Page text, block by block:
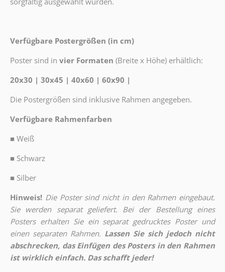
Verfügbare Postergrößen (in cm)
Poster sind in vier Formaten (Breite x Höhe) erhältlich:
20x30 | 30x45 | 40x60 | 60x90 |
Die Postergrößen sind inklusive Rahmen angegeben.
Verfügbare Rahmenfarben
■ Weiß
■ Schwarz
■ Silber
Hinweis! Die Poster sind nicht in den Rahmen eingebaut.
Sie werden separat geliefert. Bei der Bestellung eines
Posters erhalten Sie ein separat gedrucktes Poster und
einen separaten Rahmen. Lassen Sie sich jedoch nicht
abschrecken, das Einfügen des Posters in den Rahmen
ist wirklich einfach. Das schafft jeder!